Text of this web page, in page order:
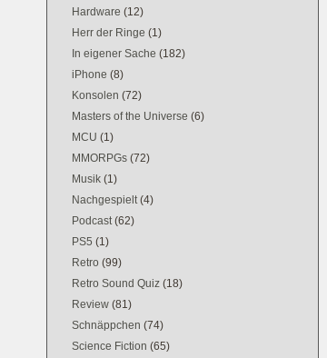
Hardware (12)
Herr der Ringe (1)
In eigener Sache (182)
iPhone (8)
Konsolen (72)
Masters of the Universe (6)
MCU (1)
MMORPGs (72)
Musik (1)
Nachgespielt (4)
Podcast (62)
PS5 (1)
Retro (99)
Retro Sound Quiz (18)
Review (81)
Schnäppchen (74)
Science Fiction (65)